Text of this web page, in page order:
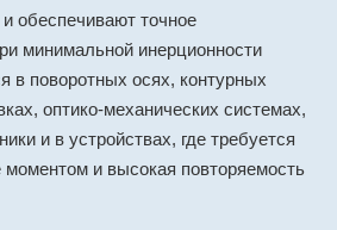
и обеспечивают точное
минимальной инерционности
в поворотных осях, контурных
оптико-механических системах,
и в устройствах, где требуется
моментом и высокая повторяемость